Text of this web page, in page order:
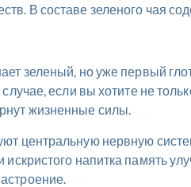
В составе зеленого чая
зеленый, но уже первый
если вы хотите не
жизненные силы.
центральную нервную
напитка память